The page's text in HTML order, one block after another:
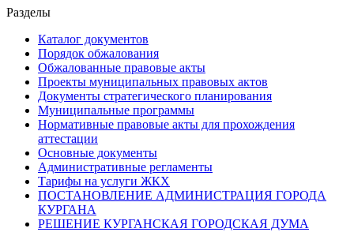
Разделы
Каталог документов
Порядок обжалования
Обжалованные правовые акты
Проекты муниципальных правовых актов
Документы стратегического планирования
Муниципальные программы
Нормативные правовые акты для прохождения
аттестации
Основные документы
Административные регламенты
Тарифы на услуги ЖКХ
ПОСТАНОВЛЕНИЕ АДМИНИСТРАЦИЯ ГОРОДА
КУРГАНА
РЕШЕНИЕ КУРГАНСКАЯ ГОРОДСКАЯ ДУМА